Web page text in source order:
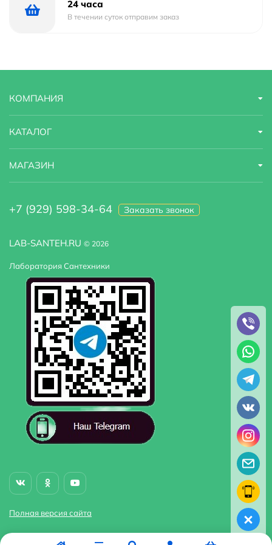
24 часа
В течении суток отправим заказ
LAB-SANTEH.RU © 2026
Лаборатория Сантехники
Полная версия сайта
КОМПАНИЯ
КАТАЛОГ
МАГАЗИН
+7 (929) 598-34-64 Заказать звонок